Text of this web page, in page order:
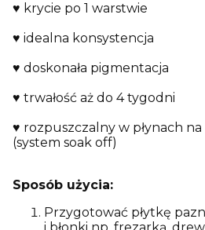
♥ krycie po 1 warstwie
♥ idealna konsystencja
♥ doskonała pigmentacja
♥ trwałość aż do 4 tygodni
♥ rozpuszczalny w płynach
(system soak off)
Sposób użycia:
Przygotować płytkę